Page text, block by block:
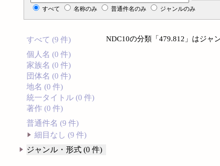
すべて 名称のみ 普通件名のみ ジャンルのみ
すべて (9 件)
個人名 (0 件)
家族名 (0 件)
団体名 (0 件)
地名 (0 件)
統一タイトル (0 件)
著作 (0 件)
普通件名 (9 件)
細目なし (9 件)
ジャンル・形式 (0 件)
NDC10の分類「479.812」はジャ